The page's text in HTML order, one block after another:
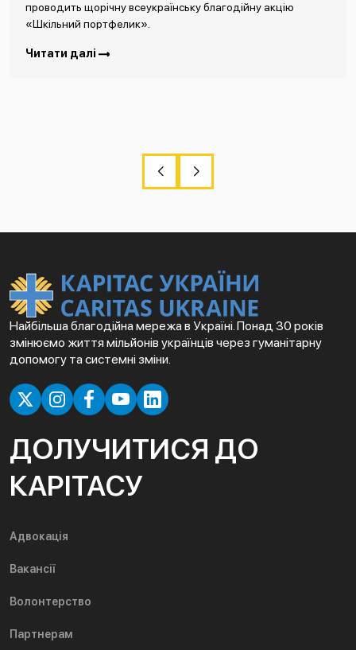
проводить щорічну всеукраїнську благодійну акцію
«Шкільний портфелик».
Читати далі
Найбільша благодійна мережа в Україні. Понад 30 років
змінюємо життя мільйонів українців через гуманітарну
допомогу та системні зміни.
ДОЛУЧИТИСЯ ДО
КАРІТАСУ
Адвокація
Вакансії
Волонтерство
Партнерам